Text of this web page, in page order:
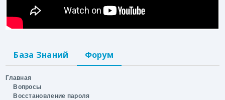
База Знаний Форум
Главная
Вопросы
Восстановление пароля